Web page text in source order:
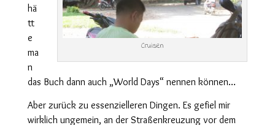
Cruisen
hä
tt
e
ma
n
das Buch dann auch „World Days“ nennen können…
Aber zurück zu essenzielleren Dingen. Es gefiel mir
wirklich ungemein, an der Straßenkreuzung vor dem